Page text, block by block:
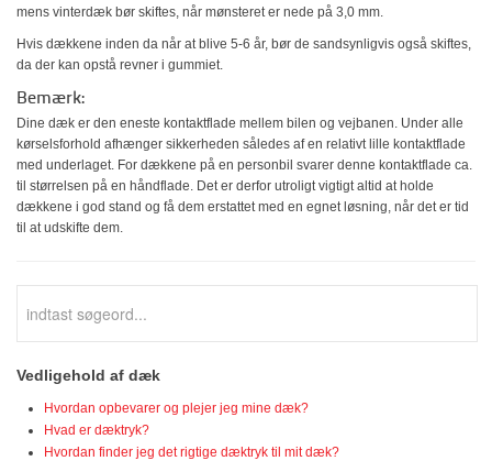
mens vinterdæk bør skiftes, når mønsteret er nede på 3,0 mm.
Hvis dækkene inden da når at blive 5-6 år, bør de sandsynligvis også skiftes,
da der kan opstå revner i gummiet.
Bemærk:
Dine dæk er den eneste kontaktflade mellem bilen og vejbanen. Under alle
kørselsforhold afhænger sikkerheden således af en relativt lille kontaktflade
med underlaget. For dækkene på en personbil svarer denne kontaktflade ca.
til størrelsen på en håndflade. Det er derfor utroligt vigtigt altid at holde
dækkene i god stand og få dem erstattet med en egnet løsning, når det er tid
til at udskifte dem.
Vedligehold af dæk
Hvordan opbevarer og plejer jeg mine dæk?
Hvad er dæktryk?
Hvordan finder jeg det rigtige dæktryk til mit dæk?